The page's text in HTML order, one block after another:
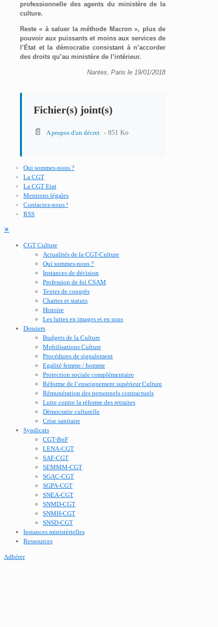
professionnelle des agents du ministère de la
culture.
Reste « à saluer la méthode Macron », plus de
pouvoir aux puissants et moins aux services de
l’État et la démocratie consistant à n’accorder
des droits qu’au ministère de l’intérieur.
Nantes, Paris le 19/01/2018
Fichier(s) joint(s)
📄 A propos d'un décret - 851 Ko
Qui sommes-nous ?
La CGT
La CGT Etat
Mentions légales
Contactez-nous !
RSS
✕
CGT Culture
Actualités de la CGT-Culture
Qui sommes-nous ?
Instances de décision
Profession de foi CSAM
Textes de congrès
Chartes et statuts
Histoire
Les luttes en images et en sons
Dossiers
Budgets de la Culture
Mobilisations Culture
Procédures de signalement
Egalité femme / homme
Protection sociale complémentaire
Réforme de l’enseignement supérieur Culture
Rémunération des personnels contractuels
Lutte contre la réforme des retraites
Démocratie culturelle
Crise sanitaire
Syndicats
CGT-BnF
LENA-CGT
SAF-CGT
SEMMM-CGT
SGAC-CGT
SGPA-CGT
SNEA-CGT
SNMD-CGT
SNMH-CGT
SNSD-CGT
Instances ministérielles
Ressources
Adhérer